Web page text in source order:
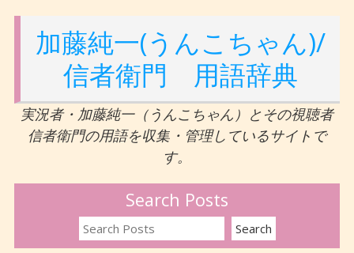
加藤純一(うんこちゃん)/
信者衛門 用語辞典
実況者・加藤純一（うんこちゃん）とその視聴者
信者衛門の用語を収集・管理しているサイトで
す。
Search Posts